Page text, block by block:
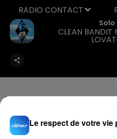
Solo
CLEAN BANDIT
FIL D'ACTU
Le respect de votre